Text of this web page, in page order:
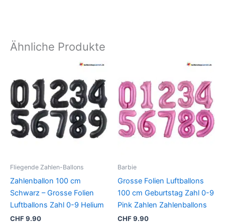
Ähnliche Produkte
Fliegende Zahlen-Ballons
Zahlenballon 100 cm
Schwarz – Grosse Folien
Luftballons Zahl 0-9 Helium
CHF9.90
Dieses
Produkt
weist
mehrere
Varianten
auf.
Die
Produktseite
gewählt
Barbie
Grosse Folien Luftballons
100 cm Geburtstag Zahl 0-9
Pink Zahlen Zahlenballons
CHF9.90
Dieses
weist
auf.
Die
der
gewählt